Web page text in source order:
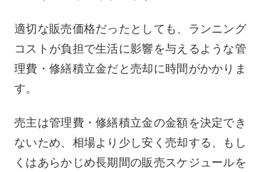
適切な販売価格だったとしても、ランニング
コストが負担で生活に影響を与えるような管
理費・修繕積立金だと売却に時間がかかりま
す。
売主は管理費・修繕積立金の金額を決定でき
ないため、相場より少し安く売却する、もし
くはあらかじめ長期間の販売スケジュールを